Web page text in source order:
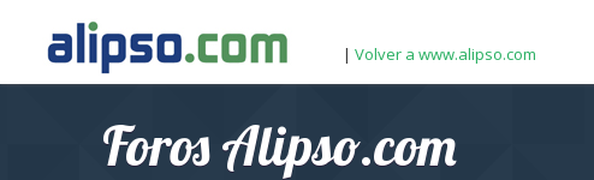
| Volver a www.alipso.com
Foros Alipso.com